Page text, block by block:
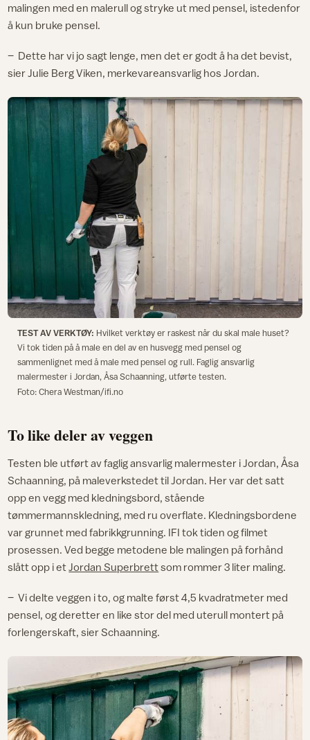
malingen med en malerull og stryke ut med pensel, istedenfor
å kun bruke pensel.
– Dette har vi jo sagt lenge, men det er godt å ha det bevist,
sier Julie Berg Viken, merkevareansvarlig hos Jordan.
TEST AV VERKTØY: Hvilket verktøy er raskest når du skal male huset?
Vi tok tiden på å male en del av en husvegg med pensel og
sammenlignet med å male med pensel og rull. Faglig ansvarlig
malermester i Jordan, Åsa Schaanning, utførte testen.
Foto: Chera Westman/ifi.no
To like deler av veggen
Testen ble utført av faglig ansvarlig malermester i Jordan, Åsa
Schaanning, på maleverkstedet til Jordan. Her var det satt
opp en vegg med kledningsbord, stående
tømmermannskledning, med ru overflate. Kledningsbordene
var grunnet med fabrikkgrunning. IFI tok tiden og filmet
prosessen. Ved begge metodene ble malingen på forhånd
slått opp i etJordan Superbrettsom rommer 3 liter maling.
– Vi delte veggen i to, og malte først 4,5 kvadratmeter med
pensel, og deretter en like stor del med uterull montert på
forlengerskaft, sier Schaanning.